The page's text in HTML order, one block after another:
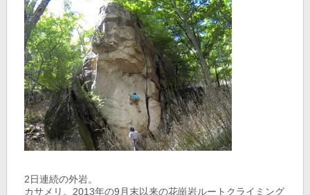
2日連続の外岩。
カサメリ。2013年の9月末以来の花崗岩ルートクライミング